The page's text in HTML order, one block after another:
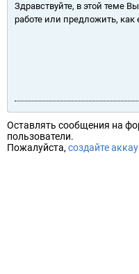
Здравствуйте, в этой теме
работе или предложить,
Оставлять сообщения на
пользователи.
Пожалуйста, создайте